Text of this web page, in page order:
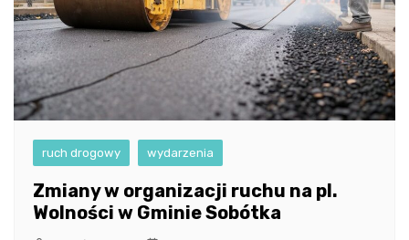
ruch drogowy wydarzenia
Zmiany w organizacji ruchu na pl.
Wolności w Gminie Sobótka